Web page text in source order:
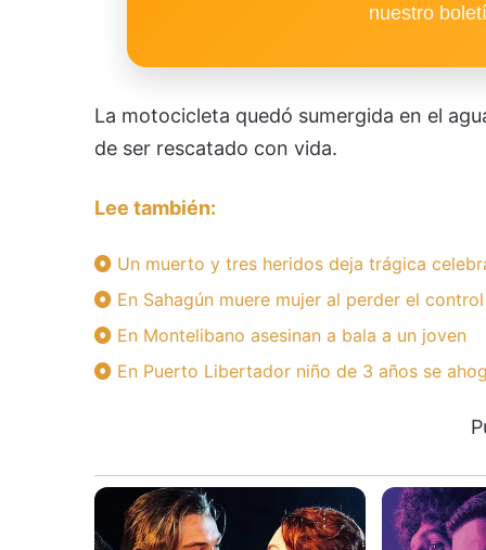
nuestro
La motocicleta quedó sumergida en el
de ser rescatado con vida.
Lee también:
Un muerto y tres heridos deja trágica
En Sahagún muere mujer al perder el
En Montelibano asesinan a bala a un joven
En Puerto Libertador niño de 3 años se